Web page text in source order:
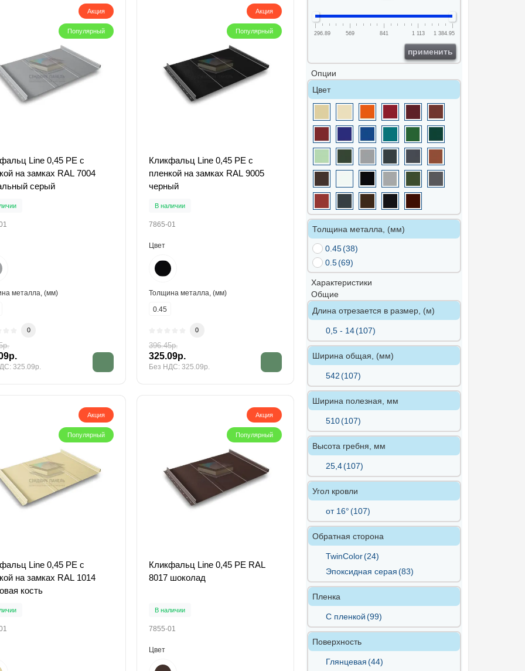
Акция
Популярный
Line 0,45 PE с
на замках RAL 7004
серый
металла, (мм)
0
325.09р.
Акция
Популярный
Кликфальц Line 0,45 PE с
пленкой на замках RAL 9005
черный
В наличии
7865-01
Цвет
Толщина металла, (мм)
0.45
0
396.45р.
325.09р.
Без НДС: 325.09р.
Акция
Популярный
Line 0,45 PE с
на замках RAL 1014
кость
Акция
Популярный
Кликфальц Line 0,45 PE RAL
8017 шоколад
В наличии
7855-01
Цвет
296.89 569 841 1 113 1 384.95
применить
Опции
Цвет
Толщина металла, (мм)
0.45(38)
0.5(69)
Характеристики
Общие
Длина отрезается в размер, (м)
0,5 - 14(107)
Ширина общая, (мм)
542(107)
Ширина полезная, мм
510(107)
Высота гребня, мм
25,4(107)
Угол кровли
от 16°(107)
Обратная сторона
TwinColor(24)
Эпоксидная серая(83)
Пленка
С пленкой(99)
Поверхность
Глянцевая(44)